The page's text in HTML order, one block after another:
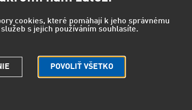
cookies, které pomáhají k jeho správnému
s jejich používáním souhlasíte.
POVOLIŤ VŠETKO